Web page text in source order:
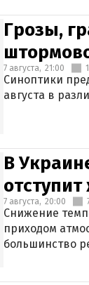
Грозы,
7 августа, 21:00
Синоптики
августа в
В
7 августа, 20:00
Снижение
приходом
большинство